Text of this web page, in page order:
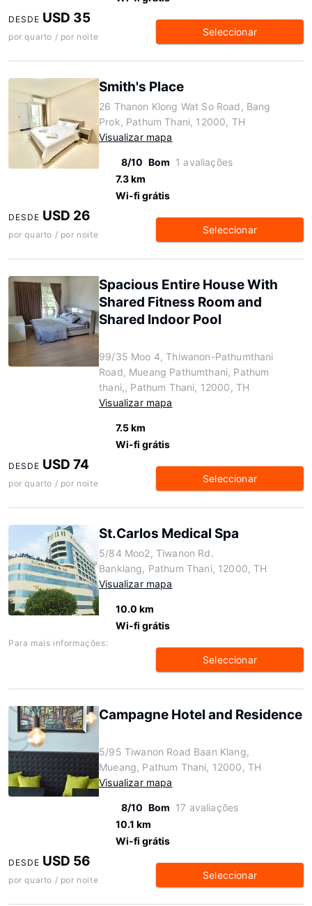
DESDE USD 35
por quarto / por noite Seleccionar
Smith's Place
26 Thanon Klong Wat So Road, Bang
Prok, Pathum Thani, 12000, TH
Visualizar mapa
8/10 Bom 1 avaliações
7.3 km
Wi-fi grátis
DESDE USD 26
por quarto / por noite Seleccionar
Spacious Entire House With
Shared Fitness Room and
Shared Indoor Pool
99/35 Moo 4, Thiwanon-Pathumthani
Road, Mueang Pathumthani, Pathum
thani,, Pathum Thani, 12000, TH
Visualizar mapa
7.5 km
Wi-fi grátis
DESDE USD 74
por quarto / por noite Seleccionar
St.Carlos Medical Spa
5/84 Moo2, Tiwanon Rd.
Banklang, Pathum Thani, 12000, TH
Visualizar mapa
10.0 km
Wi-fi grátis
Para mais informações:
Seleccionar
Campagne Hotel and Residence
5/95 Tiwanon Road Baan Klang,
Mueang, Pathum Thani, 12000, TH
Visualizar mapa
8/10 Bom 17 avaliações
10.1 km
Wi-fi grátis
DESDE USD 56
por quarto / por noite Seleccionar